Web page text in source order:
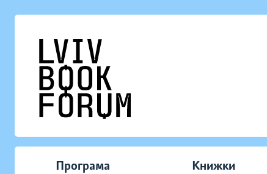
Програма Книжки